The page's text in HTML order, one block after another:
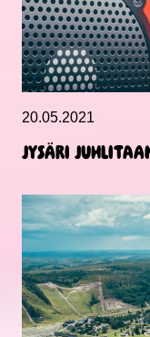
20.05.2021
Jysäri